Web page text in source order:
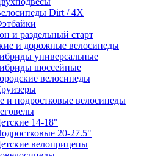
Dirt / 4X
и раздельный старт
и дорожные велосипеды
универсальные
шоссейные
велосипеды
и подростковые велосипеды
14-18"
20-27.5"
велоприцепы